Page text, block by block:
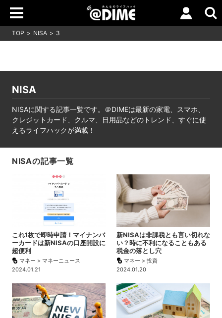
TOP NISA 3
NISA
NISAに関する記事一覧です。＠DIMEは最新の家電、スマホ、
クレジットカード、クルマ、日用品などのトレンド、すぐに使
えるライフハックが満載！
NISAの記事一覧
これ1枚で即時申請！マイナンバ
ーカードは新NISAの口座開設に
超便利
マネー > マネーニュース
2024.01.21
新NISAは非課税とも言い切れな
い？時に不利になることもある
税金の落とし穴
マネー > 投資
2024.01.20